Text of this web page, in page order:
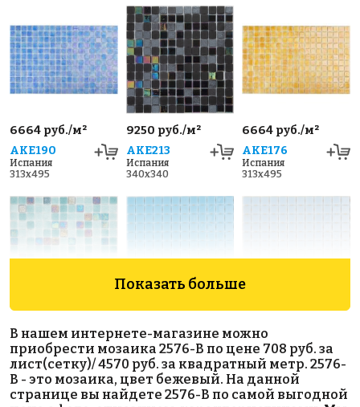
6664 руб./м²
AKE190
Испания
313x495
9250 руб./м²
AKE213
Испания
340x340
6664 руб./м²
AKE176
Испания
313x495
AKE216
Испания
340x340
AKE057
Испания
313x495
AKE048
Испания
313x495
Показать больше
В нашем интернете-магазине можно
приобрести мозаика 2576-В по цене 708 руб. за
лист(сетку)/ 4570 руб. за квадратный метр. 2576-
В - это мозаика, цвет бежевый. На данной
странице вы найдете 2576-В по самой выгодной